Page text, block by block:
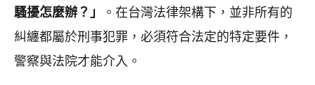
騷擾怎麼辦？」
。在台灣法律架構下，並非所有的
糾纏都屬於刑事犯罪，必須符合法定的特定要件，
警察與法院才能介入。